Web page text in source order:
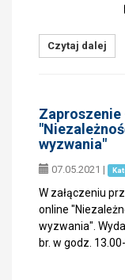
Czytaj dalej
Zaproszenie
wyzwania"
07.05.2021 |
W załączeniu
online
wyzwania".
br. w godz.